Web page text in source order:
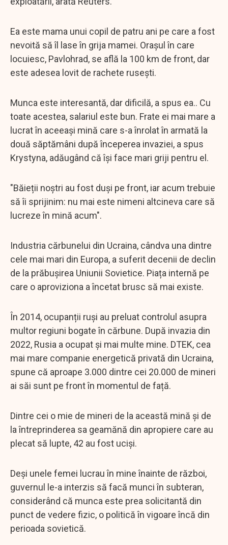
Ea este mama unui copil de patru ani pe care a fost
nevoită să îl lase în grija mamei. Orașul în care
locuiesc, Pavlohrad, se află la 100 km de front, dar
este adesea lovit de rachete rusești.
Munca este interesantă, dar dificilă, a spus ea.. Cu
toate acestea, salariul este bun. Frate ei mai mare a
lucrat în aceeași mină care s-a înrolat în armată la
două săptămâni după începerea invaziei, a spus
Krystyna, adăugând că își face mari griji pentru el.
"Băieții noștri au fost duși pe front, iar acum trebuie
să îi sprijinim: nu mai este nimeni altcineva care să
lucreze în mină acum".
Industria cărbunelui din Ucraina, cândva una dintre
cele mai mari din Europa, a suferit decenii de declin
de la prăbușirea Uniunii Sovietice. Piața internă pe
care o aproviziona a încetat brusc să mai existe.
În 2014, ocupanții ruși au preluat controlul asupra
multor regiuni bogate în cărbune. După invazia din
2022, Rusia a ocupat și mai multe mine. DTEK, cea
mai mare companie energetică privată din Ucraina,
spune că aproape 3.000 dintre cei 20.000 de mineri
ai săi sunt pe front în momentul de față.
Dintre cei o mie de mineri de la această mină și de
la întreprinderea sa geamănă din apropiere care au
plecat să lupte, 42 au fost uciși.
Deși unele femei lucrau în mine înainte de război,
guvernul le-a interzis să facă munci în subteran,
considerând că munca este prea solicitantă din
punct de vedere fizic, o politică în vigoare încă din
perioada sovietică.